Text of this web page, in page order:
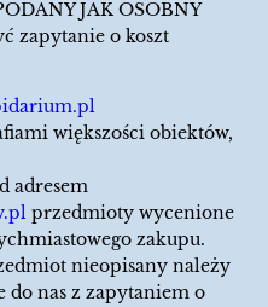
JAK OSOBNY
zapytanie o koszt
większości obiektów,
adresem
przedmioty wycenione
zakupu.
nieopisany należy
do nas z zapytaniem o